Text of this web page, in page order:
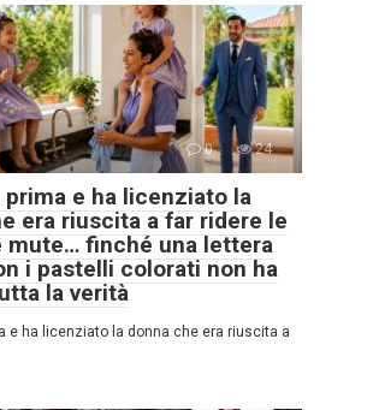
0 24
prima e ha licenziato la
era riuscita a far ridere le
mute… finché una lettera
i pastelli colorati non ha
la verità
e ha licenziato la donna che era riuscita a